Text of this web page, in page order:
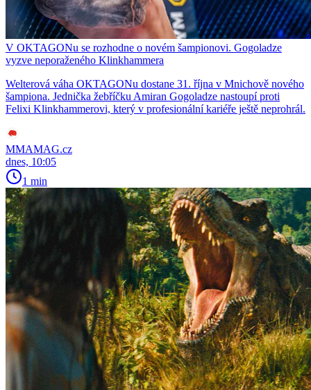
V OKTAGONu se rozhodne o novém šampionovi. Gogoladze
vyzve neporaženého Klinkhammera
Welterová váha OKTAGONu dostane 31. října v Mnichově nového
šampiona. Jednička žebříčku Amiran Gogoladze nastoupí proti
Felixi Klinkhammerovi, který v profesionální kariéře ještě neprohrál.
MMAMAG.cz
dnes, 10:05
1 min